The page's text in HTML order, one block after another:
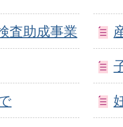
査助成事業